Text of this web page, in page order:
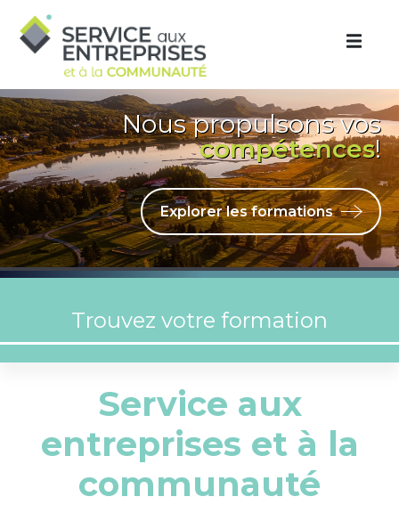
Nous propulsons vos
compétences!
Explorer les formations
Service aux
entreprises et à la
communauté